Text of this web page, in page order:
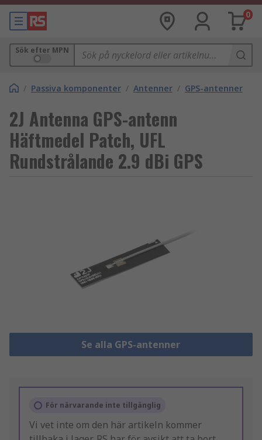
0
Sök efter MPN
/ Passiva komponenter / Antenner / GPS-antenner
2J Antenna GPS-antenn
Häftmedel Patch, UFL
Rundstrålande 2.9 dBi GPS
Se alla GPS-antenner
För närvarande inte tillgänglig
Vi vet inte om den här artikeln kommer